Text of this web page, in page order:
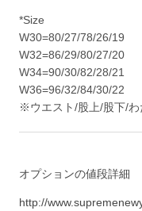
*Size
W30=80/27/78/26/19
W32=86/29/80/27/20
W34=90/30/82/28/21
W36=96/32/84/30/22
※ウエスト/股上/股下/わ
オプションの値段詳細
http://